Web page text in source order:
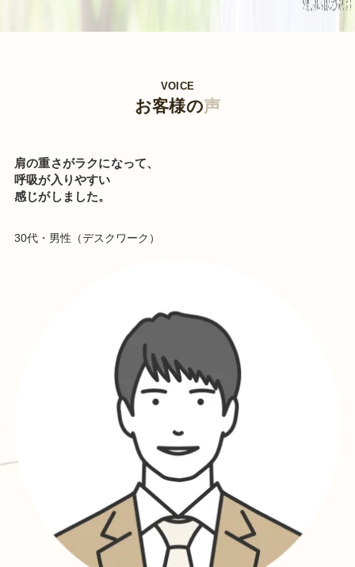
VOICE
お客様の声
肩の重さがラクになって、
呼吸が入りやすい
感じがしました。
30代・男性（デスクワーク）